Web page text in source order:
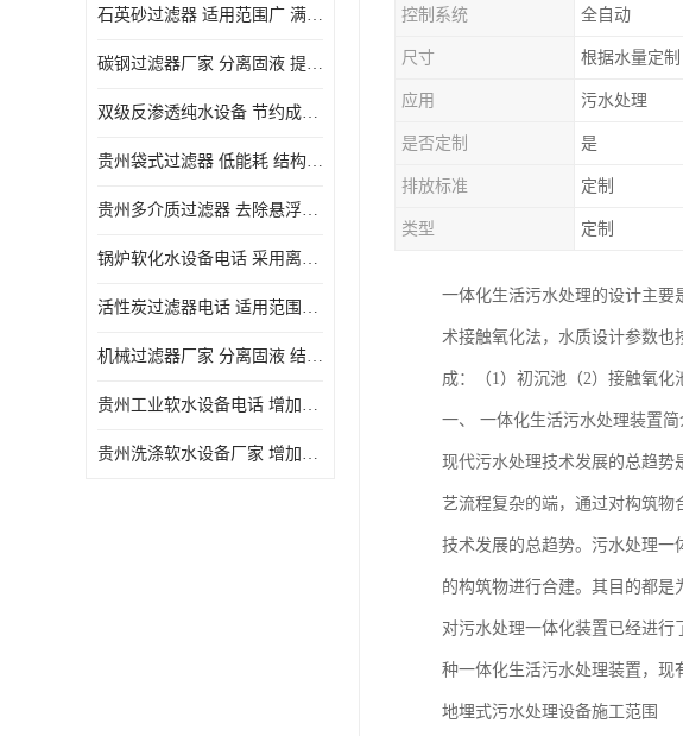
石英砂过滤器 适用范围广 满足不同的需求
碳钢过滤器厂家 分离固液 提高过滤效率
双级反渗透纯水设备 节约成本 提供高纯度水
贵州袋式过滤器 低能耗 结构简单
贵州多介质过滤器 去除悬浮物 防止水垢和堵塞
锅炉软化水设备电话 采用离子交换技术 减少维修和更换的成本
活性炭过滤器电话 适用范围广 防止水垢和堵塞
机械过滤器厂家 分离固液 结构简单
贵州工业软水设备电话 增加清洁效果 使水更加清澈 干净
贵州洗涤软水设备厂家 增加清洁效果 减少维修和更换的成本
控制系统 全自动
尺寸 根据水量定制
应用 污水处理
是否定制 是
排放标准 定制
类型 定制
一体化生活污水处理的设计主要
术接触氧化法，水质设计参数也
成：（1）初沉池（2）接触氧化
一、 一体化生活污水处理装置简
现代污水处理技术发展的总趋势
艺流程复杂的端，通过对构筑物
技术发展的总趋势。污水处理一
的构筑物进行合建。其目的都
对污水处理一体化装置已经进行
种一体化生活污水处理装置，现
地埋式污水处理设备施工范围